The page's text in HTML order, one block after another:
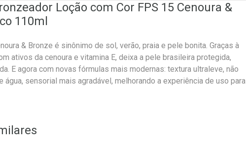
Loção com Cor FPS 15 Cenoura &
110ml
& Bronze é sinônimo de sol, verão, praia e pele bonita. Graças à
ativos da cenoura e vitamina E, deixa a pele brasileira protegida,
E agora com novas fórmulas mais modernas: textura ultraleve, não
sensorial mais agradável, melhorando a experiência de uso para